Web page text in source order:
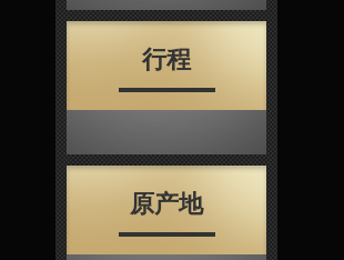
行程
原产地